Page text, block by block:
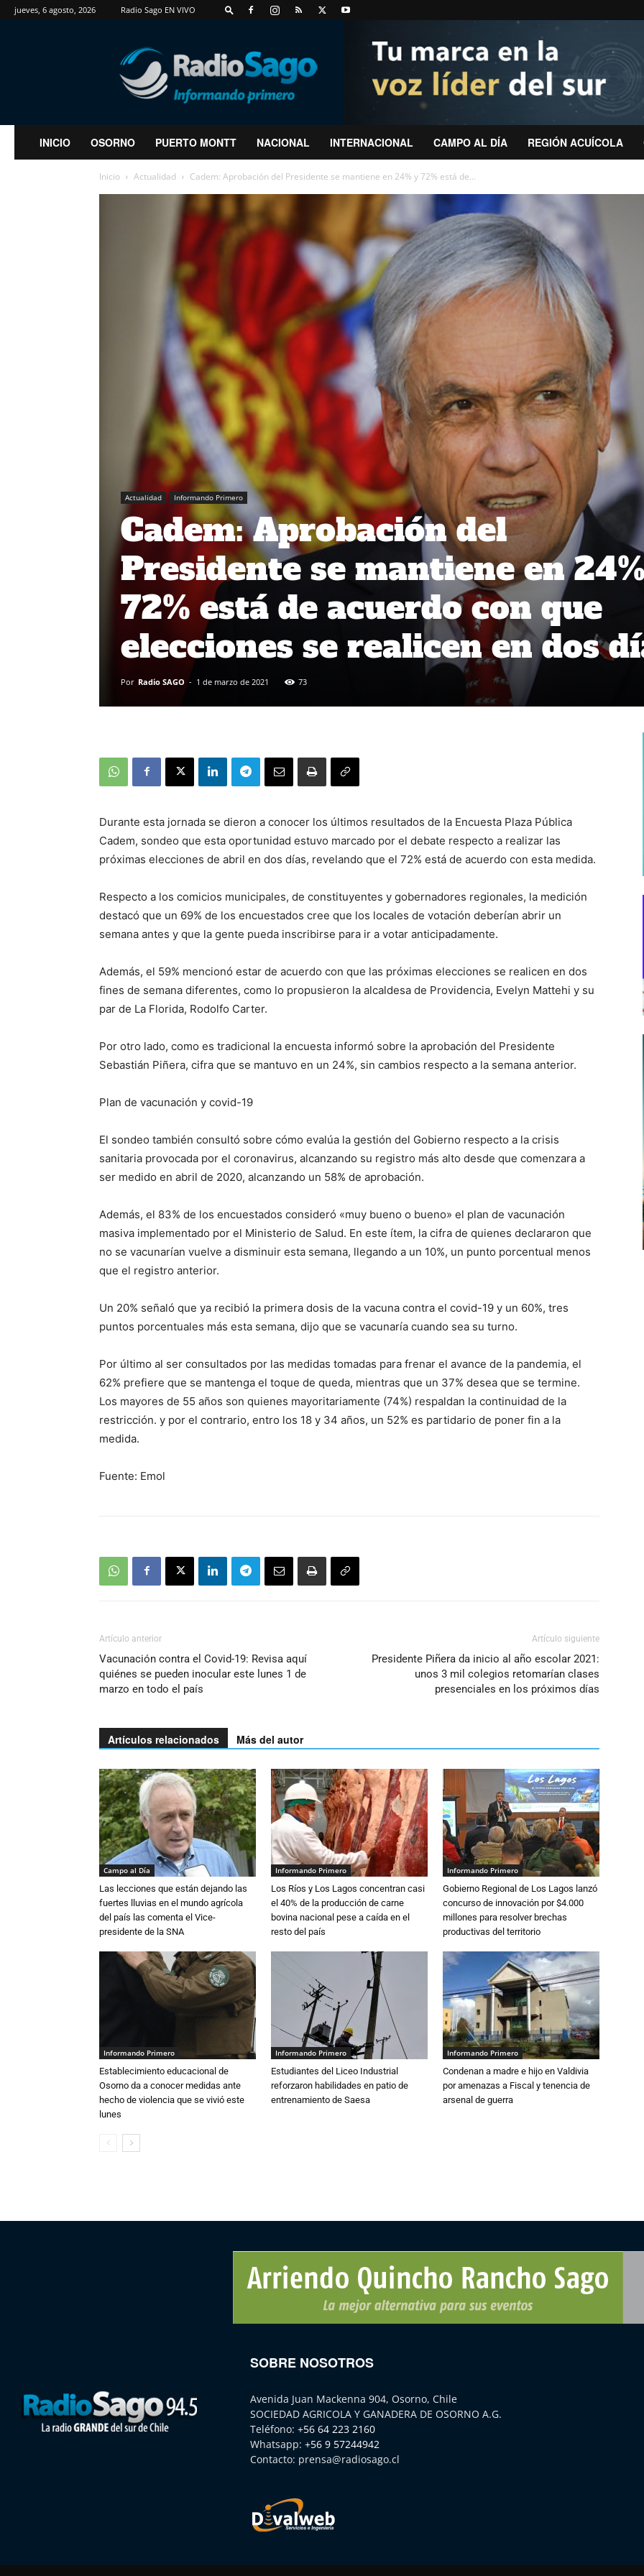
jueves, 6 agosto, 2026 Radio Sago EN VIVO
RadioSago
INICIO OSORNO PUERTO MONTT NACIONAL INTERNACIONAL CAMPO AL DÍA REGIÓN ACUÍCOLA
Inicio Actualidad Cadem: Aprobación del Presidente se mantiene en 24% y 72% está de...
Actualidad Informando Primero
Cadem: Aprobación del
Presidente se mantiene en
72% está de acuerdo con que
elecciones se realicen en dos
Por Radio SAGO - 1 de marzo de 2021 73
Durante esta jornada se dieron a conocer los últimos resultados de la Encuesta Plaza Pública
Cadem, sondeo que esta oportunidad estuvo marcado por el debate respecto a realizar las
próximas elecciones de abril en dos días, revelando que el 72% está de acuerdo con esta medida.
Respecto a los comicios municipales, de constituyentes y gobernadores regionales, la medición
destacó que un 69% de los encuestados cree que los locales de votación deberían abrir un
semana antes y que la gente pueda inscribirse para ir a votar anticipadamente.
Además, el 59% mencionó estar de acuerdo con que las próximas elecciones se realicen en dos
fines de semana diferentes, como lo propusieron la alcaldesa de Providencia, Evelyn Mattehi y su
par de La Florida, Rodolfo Carter.
Por otro lado, como es tradicional la encuesta informó sobre la aprobación del Presidente
Sebastián Piñera, cifra que se mantuvo en un 24%, sin cambios respecto a la semana anterior.
Plan de vacunación y covid-19
El sondeo también consultó sobre cómo evalúa la gestión del Gobierno respecto a la crisis
sanitaria provocada por el coronavirus, alcanzando su registro más alto desde que comenzara a
ser medido en abril de 2020, alcanzando un 58% de aprobación.
Además, el 83% de los encuestados consideró «muy bueno o bueno» el plan de vacunación
masiva implementado por el Ministerio de Salud. En este ítem, la cifra de quienes declararon que
no se vacunarían vuelve a disminuir esta semana, llegando a un 10%, un punto porcentual menos
que el registro anterior.
Un 20% señaló que ya recibió la primera dosis de la vacuna contra el covid-19 y un 60%, tres
puntos porcentuales más esta semana, dijo que se vacunaría cuando sea su turno.
Por último al ser consultados por las medidas tomadas para frenar el avance de la pandemia, el
62% prefiere que se mantenga el toque de queda, mientras que un 37% desea que se termine.
Los mayores de 55 años son quienes mayoritariamente (74%) respaldan la continuidad de la
restricción. y por el contrario, entro los 18 y 34 años, un 52% es partidario de poner fin a la
medida.
Fuente: Emol
Artículo anterior
Vacunación contra el Covid-19: Revisa aquí
quiénes se pueden inocular este lunes 1 de
marzo en todo el país
Artículo siguiente
Presidente Piñera da inicio al año escolar 2021:
unos 3 mil colegios retomarían clases
presenciales en los próximos días
Artículos relacionados Más del autor
Campo al Día
Las lecciones que están dejando las
fuertes lluvias en el mundo agrícola
del país las comenta el Vice-
presidente de la SNA
Informando Primero
Los Ríos y Los Lagos concentran casi
el 40% de la producción de carne
bovina nacional pese a caída en el
resto del país
Informando Primero
Gobierno Regional de Los Lagos lanzó
concurso de innovación por $4.000
millones para resolver brechas
productivas del territorio
Informando Primero
Establecimiento educacional de
Osorno da a conocer medidas ante
hecho de violencia que se vivió este
lunes
Informando Primero
Estudiantes del Liceo Industrial
reforzaron habilidades en patio de
entrenamiento de Saesa
Informando Primero
Condenan a madre e hijo en Valdivia
por amenazas a Fiscal y tenencia de
arsenal de guerra
SOBRE NOSOTROS
Avenida Juan Mackenna 904, Osorno, Chile
SOCIEDAD AGRICOLA Y GANADERA DE OSORNO A.G.
Teléfono: +56 64 223 2160
Whatsapp: +56 9 57244942
Contacto: prensa@radiosago.cl